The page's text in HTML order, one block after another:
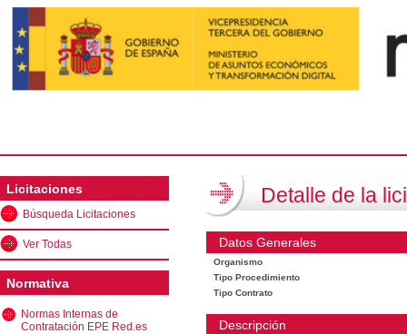
Licitaciones
Búsqueda Licitaciones
Ver Todas
Normativa
Normas Internas de
Contratación EPE Red.es
Detalle de la
Datos Generales
Organismo
Tipo Procedimiento
Tipo Contrato
Descripción